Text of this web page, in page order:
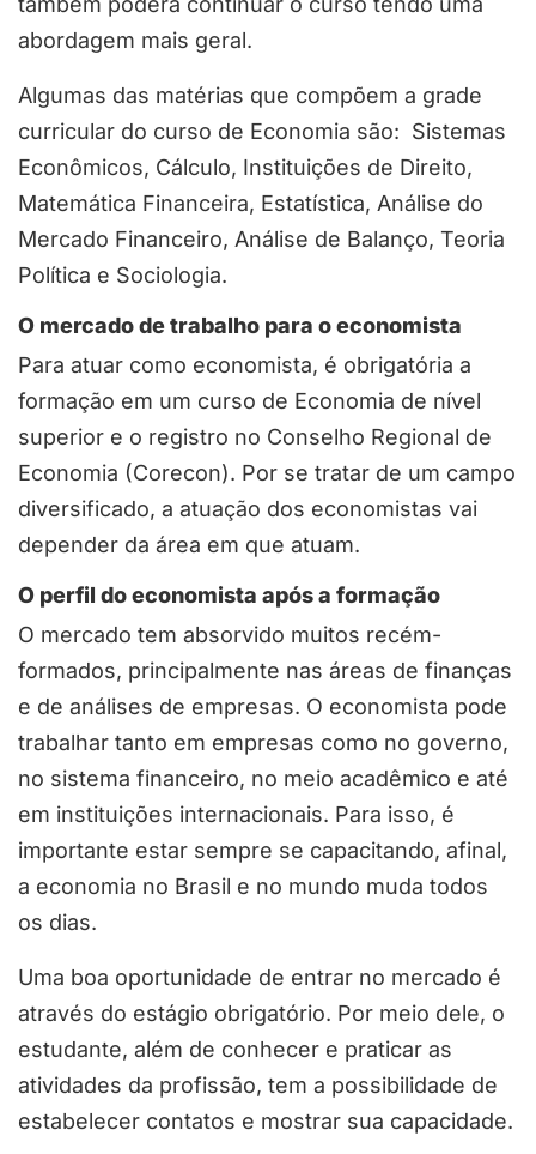
abordagem mais geral.
Algumas das matérias que compõem a grade
curricular do curso de Economia são: Sistemas
Econômicos, Cálculo, Instituições de Direito,
Matemática Financeira, Estatística, Análise do
Mercado Financeiro, Análise de Balanço, Teoria
Política e Sociologia.
O mercado de trabalho para o economista
Para atuar como economista, é obrigatória a
formação em um curso de Economia de nível
superior e o registro no Conselho Regional de
Economia (Corecon). Por se tratar de um campo
diversificado, a atuação dos economistas vai
depender da área em que atuam.
O perfil do economista após a formação
O mercado tem absorvido muitos recém-
formados, principalmente nas áreas de finanças
e de análises de empresas. O economista pode
trabalhar tanto em empresas como no governo,
no sistema financeiro, no meio acadêmico e até
em instituições internacionais. Para isso, é
importante estar sempre se capacitando, afinal,
a economia no Brasil e no mundo muda todos
os dias.
Uma boa oportunidade de entrar no mercado é
através do estágio obrigatório. Por meio dele, o
estudante, além de conhecer e praticar as
atividades da profissão, tem a possibilidade de
estabelecer contatos e mostrar sua capacidade.